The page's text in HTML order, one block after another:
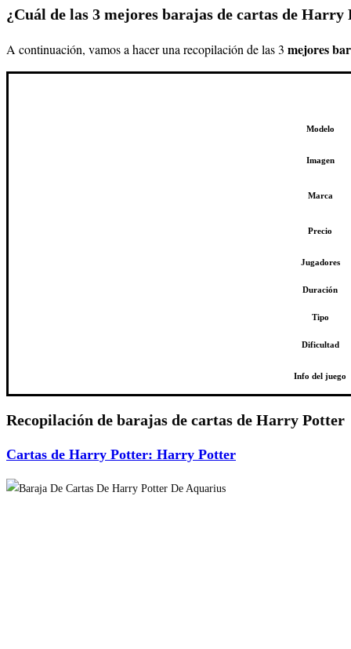
¿Cuál de las 3 mejores barajas de cartas de
A continuación, vamos a hacer una recopilación de las 3 mejores
Modelo
Imagen
Marca
Precio
Jugadores
Duración
Tipo
Dificultad
Info del juego
Recopilación de barajas de cartas de Harry Potter
Cartas de Harry Potter: Harry Potter